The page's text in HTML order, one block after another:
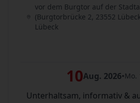
vor dem Burgtor auf der
(Burgtorbrücke 2, 23552
Lübeck
10Aug. 2026•Mo.
Unterhaltsam, informativ &